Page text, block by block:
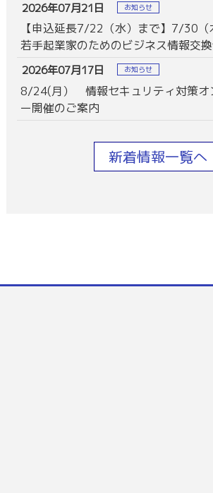
2026年07月21日 お知らせ
【申込延長7/22（水）まで】7/30（
若手起業家のためのビジネス情報交
2026年07月17日 お知らせ
8/24(月） 情報セキュリティ対策オ
ー開催のご案内
新着情報一覧へ